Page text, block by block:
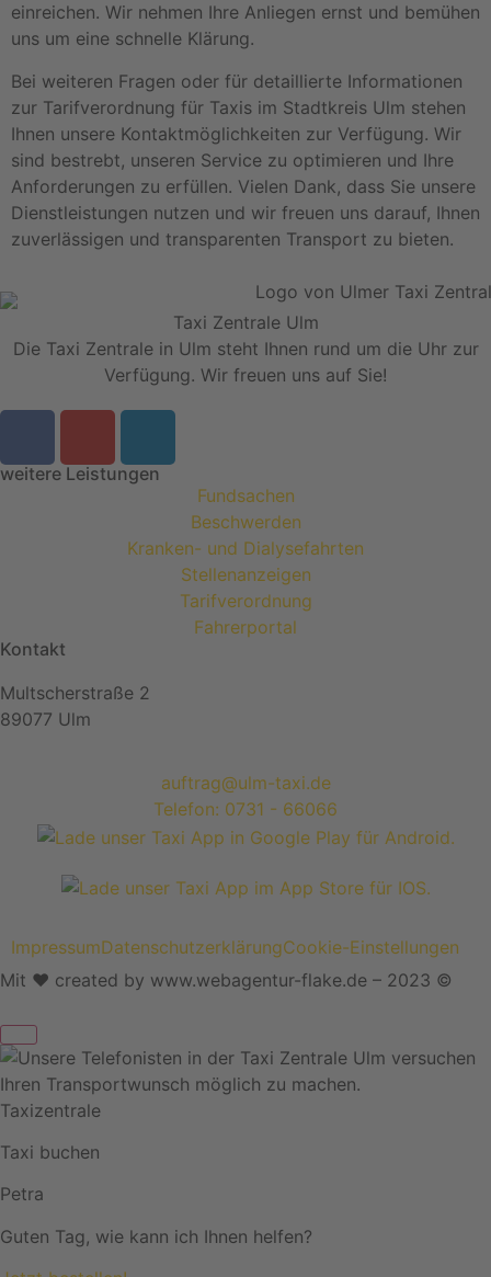
einreichen. Wir nehmen Ihre Anliegen ernst und bemühen
uns um eine schnelle Klärung.
Bei weiteren Fragen oder für detaillierte Informationen
zur Tarifverordnung für Taxis im Stadtkreis Ulm stehen
Ihnen unsere Kontaktmöglichkeiten zur Verfügung. Wir
sind bestrebt, unseren Service zu optimieren und Ihre
Anforderungen zu erfüllen. Vielen Dank, dass Sie unsere
Dienstleistungen nutzen und wir freuen uns darauf, Ihnen
zuverlässigen und transparenten Transport zu bieten.
Taxi Zentrale Ulm
Die Taxi Zentrale in Ulm steht Ihnen rund um die Uhr zur
Verfügung. Wir freuen uns auf Sie!
weitere Leistungen
Fundsachen
Beschwerden
Kranken- und Dialysefahrten
Stellenanzeigen
Tarifverordnung
Fahrerportal
Kontakt
Multscherstraße 2
89077 Ulm
auftrag@ulm-taxi.de
Telefon: 0731 - 66066
ImpressumDatenschutzerklärungCookie-Einstellungen
Mit ❤ created by www.webagentur-flake.de – 2023 ©
Taxizentrale
Taxi buchen
Petra
Guten Tag, wie kann ich Ihnen helfen?